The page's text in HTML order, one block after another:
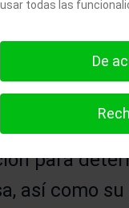
para
así como
usar todas las
De